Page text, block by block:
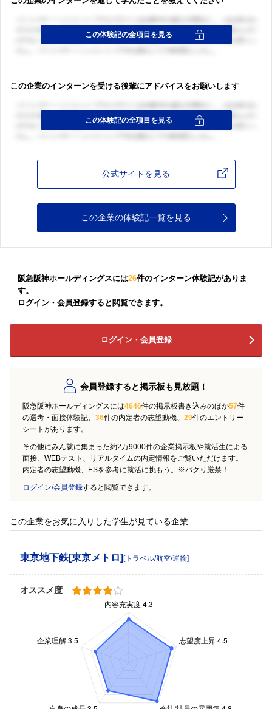
この企業のインターンを受ける後輩にアドバイスをお願いします
公式サイトを見る
この企業の体験記一覧を見る
阪急阪神ホールディングスには26件のインターン体験記がありま
す。
ログイン・会員登録すると閲覧できます。
ログイン・会員登録
会員登録すると掲示板も見放題！
阪急阪神ホールディングスには4646件の掲示板書き込みのほか57件
の選考・面接体験記、 36件の内定者の志望動機、 29件のエントリー
シートがあります。
その他にみん就に集まった約2万9000件の企業掲示板や就活生による
面接、WEBテスト、リアルタイムの内定情報をご覧いただけます。
内定者の志望動機、ESを参考に就活に挑もう。※パクり厳禁！
ログイン/会員登録すると閲覧できます。
この企業をお気に入りした学生が見ている企業
東京地下鉄[東京メトロ][トラベル/航空/運輸]
オススメ度